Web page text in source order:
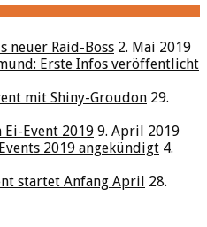
neuer Raid-Boss 2. Mai 2019
Erste Infos veröffentlicht
mit Shiny-Groudon 29.
Ei-Event 2019 9. April 2019
2019 angekündigt 4.
startet Anfang April 28.